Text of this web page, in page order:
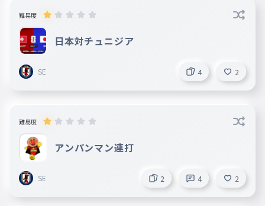
難易度
日本対チュニジア
SE 4 2
難易度
アンパンマン連打
SE 2 4 2